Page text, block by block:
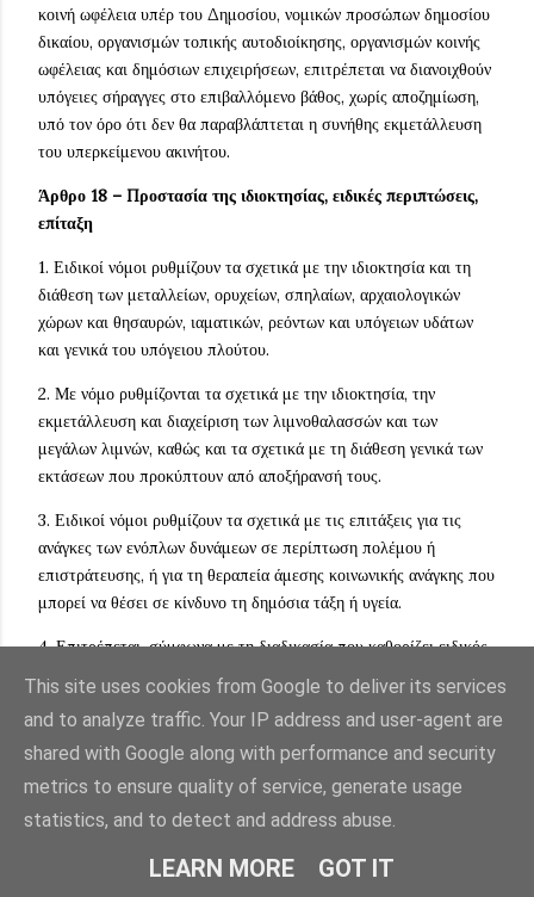
κοινή ωφέλεια υπέρ του Δημοσίου, νομικών προσώπων δημοσίου
δικαίου, οργανισμών τοπικής αυτοδιοίκησης, οργανισμών κοινής
ωφέλειας και δημόσιων επιχειρήσεων, επιτρέπεται να διανοιχθούν
υπόγειες σήραγγες στο επιβαλλόμενο βάθος, χωρίς αποζημίωση,
υπό τον όρο ότι δεν θα παραβλάπτεται η συνήθης εκμετάλλευση
του υπερκείμενου ακινήτου.
Άρθρο 18 – Προστασία της ιδιοκτησίας, ειδικές περιπτώσεις,
επίταξη
1. Ειδικοί νόμοι ρυθμίζουν τα σχετικά με την ιδιοκτησία και τη
διάθεση των μεταλλείων, ορυχείων, σπηλαίων, αρχαιολογικών
χώρων και θησαυρών, ιαματικών, ρεόντων και υπόγειων υδάτων
και γενικά του υπόγειου πλούτου.
2. Με νόμο ρυθμίζονται τα σχετικά με την ιδιοκτησία, την
εκμετάλλευση και διαχείριση των λιμνοθαλασσών και των
μεγάλων λιμνών, καθώς και τα σχετικά με τη διάθεση γενικά των
εκτάσεων που προκύπτουν από αποξήρανσή τους.
3. Ειδικοί νόμοι ρυθμίζουν τα σχετικά με τις επιτάξεις για τις
ανάγκες των ενόπλων δυνάμεων σε περίπτωση πολέμου ή
επιστράτευσης, ή για τη θεραπεία άμεσης κοινωνικής ανάγκης που
μπορεί να θέσει σε κίνδυνο τη δημόσια τάξη ή υγεία.
4. Επιτρέπεται, σύμφωνα με τη διαδικασία που καθορίζει ειδικός
νόμος, ο αναδασμός αγροτικών εκτάσεων για την επωφελέστερη
εκμετάλλευση του εδάφους, καθώς και η λήψη μέτρων για την
αποφυγή της υπέρμετρης κατάτμησης ή για διευκόλυνση της
ανασυγκρότησης της κατατμημένης μικρής αγροτικής ιδιοκτησίας.
5. Εκτός από τις περιπτώσεις που προβλέπονται στις
προηγούμενες παραγράφους, μπορεί να προβλεφθεί με νόμο και
κάθε άλλη στέρηση της ελεύθερης χρήσης και κάρπωσης της
ιδιοκτησίας που απαιτείται από ιδιαίτερες περιστάσεις. Νόμος
This site uses cookies from Google to deliver its services
and to analyze traffic. Your IP address and user-agent are
shared with Google along with performance and security
metrics to ensure quality of service, generate usage
statistics, and to detect and address abuse.
LEARN MORE GOT IT